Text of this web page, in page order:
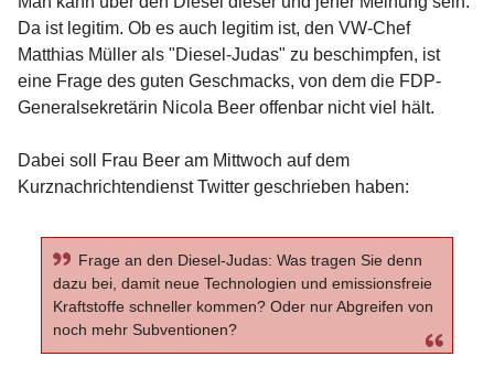
Da ist legitim. Ob es auch legitim ist, den VW-Chef
Matthias Müller als "Diesel-Judas" zu beschimpfen, ist
eine Frage des guten Geschmacks, von dem die FDP-
Generalsekretärin Nicola Beer offenbar nicht viel hält.
Dabei soll Frau Beer am Mittwoch auf dem
Kurznachrichtendienst Twitter geschrieben haben:
Frage an den Diesel-Judas: Was tragen Sie denn
dazu bei, damit neue Technologien und emissionsfreie
Kraftstoffe schneller kommen? Oder nur Abgreifen von
noch mehr Subventionen?